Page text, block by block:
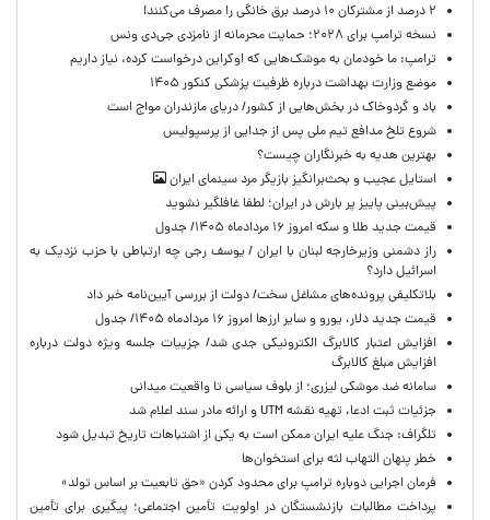
۲ درصد از مشترکان ۱۰ درصد برق خانگی را مصرف می‌کنند!
نسخه ترامپ برای ۲۰۲۸؛ حمایت محرمانه از نامزدی جی‌دی ونس
ترامپ: ما خودمان به موشک‌هایی که اوکراین درخواست کرده، نیاز داریم
موضع وزارت بهداشت درباره ظرفیت پزشکی کنکور ۱۴۰۵
باد و گردوخاک در بخش‌هایی از کشور/ دریای مازندران مواج است
شروع تلخ مدافع تیم ملی پس از جدایی از پرسپولیس
بهترین هدیه به خبرنگاران چیست؟
استایل عجیب و بحث‌برانگیز بازیگر مرد سینمای ایران
پیش‌بینی پاییز پر بارش در ایران؛ لطفا غافلگیر نشوید
قیمت جدید طلا و سکه امروز ۱۶ مردادماه ۱۴۰۵/ جدول
راز دشمنی وزیرخارجه لبنان با ایران / یوسف رجی چه ارتباطی با حزب نزدیک به
اسرائیل دارد؟
بلاتکلیفی پرونده‌های مشاغل سخت/ دولت از بررسی آیین‌نامه خبر داد
قیمت جدید دلار، یورو و سایر ارزها امروز ۱۶ مردادماه ۱۴۰۵/ جدول
افزایش اعتبار کالابرگ الکترونیکی جدی شد/ جزییات جلسه ویژه دولت درباره
افزایش مبلغ کالابرگ
سامانه ضد موشکی لیزری؛ از بلوف سیاسی تا واقعیت میدانی
جزئیات ثبت ادعا، تهیه نقشه UTM و ارائه مادر سند اعلام شد
تلگراف: جنگ علیه ایران ممکن است به یکی از اشتباهات تاریخ تبدیل شود
خطر پنهان التهاب لثه برای استخوان‌ها
فرمان اجرایی دوباره ترامپ برای محدود کردن «حق تابعیت بر اساس تولد»
پرداخت مطالبات بازنشستگان در اولویت تأمین اجتماعی؛ پیگیری برای تأمین